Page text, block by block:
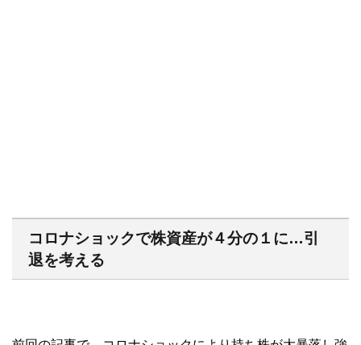
コロナショックで株資産が４分の１に…引
退を考える